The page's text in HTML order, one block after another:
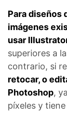
Para diseños
imágenes
usar
superiores a
contrario, si
retocar, o
Photoshop,
píxeles y